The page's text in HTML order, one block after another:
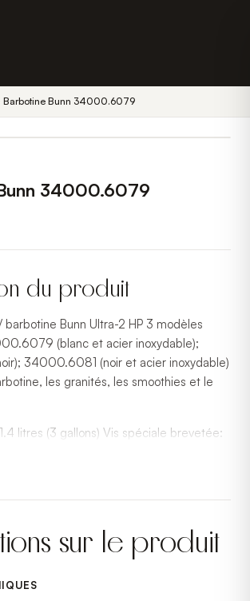
Barbotine Bunn 34000.6079
34000.6079
du produit
barbotine Bunn Ultra-2 HP 3 modèles
(blanc et acier inoxydable);
34000.6081 (noir et acier inoxydable)
les granités, les smoothies et le
litres (3 gallons) Vis spéciale brevetée:
pour faire geler le mélange et obtient un
consistance à chaque fois Conception
une performance à long terme
2 ans pièces et 1 an main-d'oeuvre ;
sur l'électronique: 3 ans pièces et main-
sur le produit